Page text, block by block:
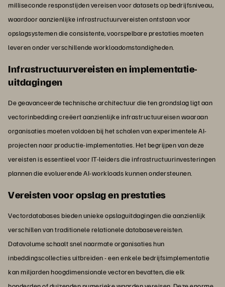
milliseconde responstijden vereisen voor datasets op bedrijfsniveau,
waardoor aanzienlijke infrastructuurvereisten ontstaan voor
opslagsystemen die consistente, voorspelbare prestaties moeten
leveren onder verschillende workloadomstandigheden.
Infrastructuurvereisten en implementatie-
uitdagingen
De geavanceerde technische architectuur die ten grondslag ligt aan
vectorinbedding creëert aanzienlijke infrastructuureisen waaraan
organisaties moeten voldoen bij het schalen van experimentele AI-
projecten naar productie-implementaties. Het begrijpen van deze
vereisten is essentieel voor IT-leiders die infrastructuurinvesteringen
plannen die evoluerende AI-workloads kunnen ondersteunen.
Vereisten voor opslag en prestaties
Vectordatabases bieden unieke opslaguitdagingen die aanzienlijk
verschillen van traditionele relationele databasevereisten.
Datavolume schaalt snel naarmate organisaties hun
inbeddingscollecties uitbreiden - een enkele bedrijfsimplementatie
kan miljarden hoogdimensionale vectoren bevatten, die elk